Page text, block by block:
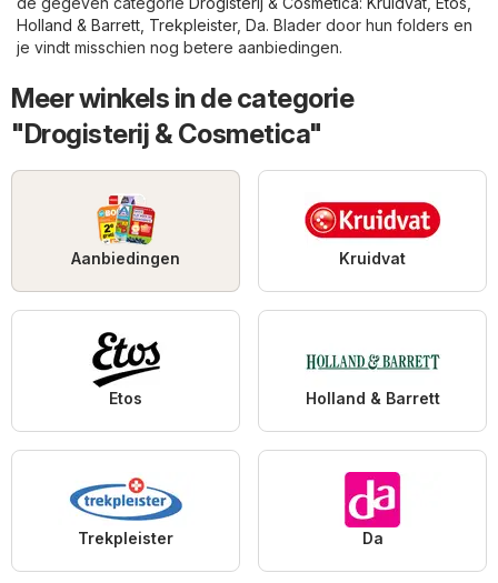
Holland & Barrett Trekpleister, Da. Blader door hun folders en
je vindt misschien nog betere aanbiedingen.
Meer winkels in de categorie
"Drogisterij & Cosmetica"
Aanbiedingen Kruidvat
Etos Holland & Barrett
Trekpleister Da